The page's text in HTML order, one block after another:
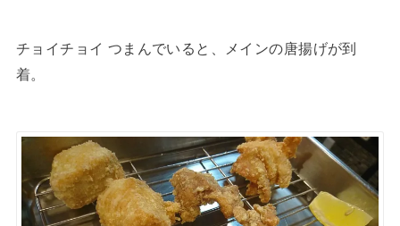
チョイチョイ つまんでいると、メインの唐揚げが到
着。